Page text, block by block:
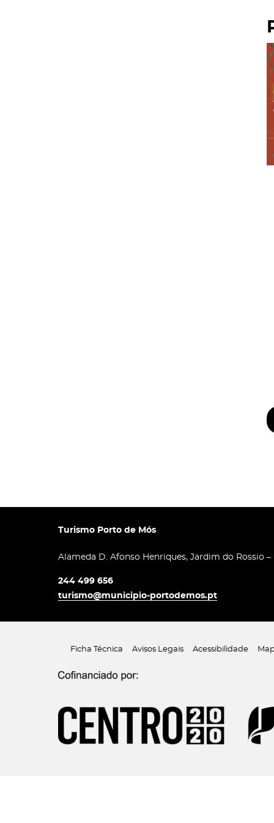
Turismo Porto de Mós
Alameda D. Afonso Henriques, Jardim do Rossio
244 499 656
turismo@municipio-portodemos.pt
Ficha Técnica Avisos Legais Acessibilidade